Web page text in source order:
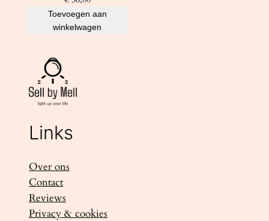
Toevoegen aan
winkelwagen
Links
Over ons
Contact
Reviews
Privacy & cookies